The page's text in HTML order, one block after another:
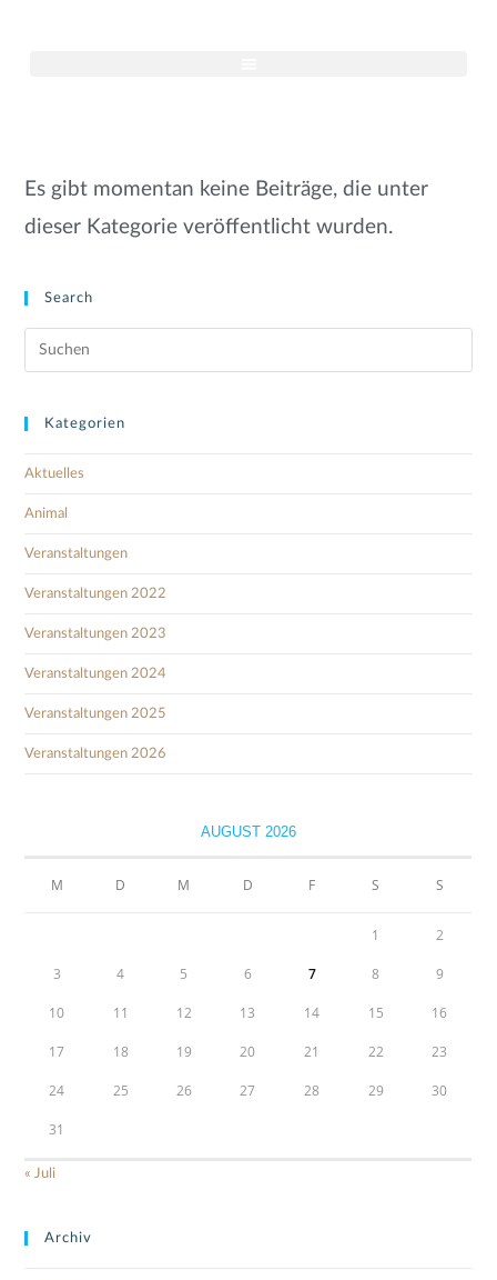
Es gibt momentan keine Beiträge, die unter
dieser Kategorie veröffentlicht wurden.
Search
Kategorien
Aktuelles
Animal
Veranstaltungen
Veranstaltungen 2022
Veranstaltungen 2023
Veranstaltungen 2024
Veranstaltungen 2025
Veranstaltungen 2026
AUGUST 2026
M D M D F S S
1 2
3 4 5 6 7 8 9
10 11 12 13 14 15 16
17 18 19 20 21 22 23
24 25 26 27 28 29 30
31
« Juli
Archiv